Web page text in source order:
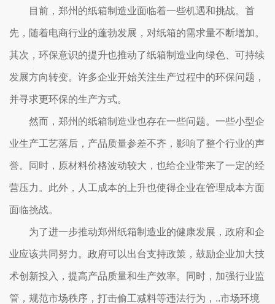
目前，郑州的纸箱制造业面临着一些机遇和挑战。首
先，随着电商行业的蓬勃发展，对纸箱的需求量不断增加。
其次，环保意识的提升也推动了纸箱制造业向绿色、可持续
发展方向转变。许多企业开始关注生产过程中的环保问题，
并寻求更环保的生产方式。
然而，郑州的纸箱制造业也存在一些问题。一些小型企
业生产工艺落后，产品质量参差不齐，影响了整个行业的声
誉。同时，原材料价格波动较大，也给企业带来了一定的经
营压力。此外，人工成本的上升也使得企业在管理成本方面
面临挑战。
为了进一步推动郑州纸箱制造业的健康发展，政府和企
业应该共同努力。政府可以出台支持政策，鼓励企业加大技
术创新投入，提高产品质量和生产效率。同时，加强行业监
管，规范市场秩序，打击偷工减料等违法行为，..市场环境